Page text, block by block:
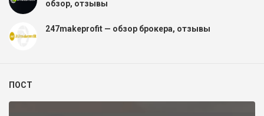
обзор, отзывы
247makeprofit — обзор брокера, отзывы
ПОСТ